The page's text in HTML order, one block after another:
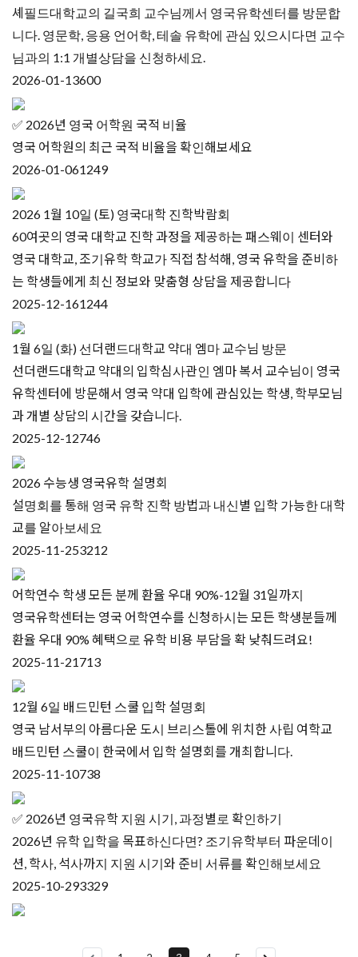
셰필드대학교의 길국희 교수님께서 영국유학센터를 방문합
니다. 영문학, 응용 언어학, 테솔 유학에 관심 있으시다면 교수
님과의 1:1 개별상담을 신청하세요.
2026-01-13600
✅ 2026년 영국 어학원 국적 비율
영국 어학원의 최근 국적 비율을 확인해보세요
2026-01-061249
2026 1월 10일 (토) 영국대학 진학박람회
60여곳의 영국 대학교 진학 과정을 제공하는 패스웨이 센터와
영국 대학교, 조기유학 학교가 직접 참석해, 영국 유학을 준비하
는 학생들에게 최신 정보와 맞춤형 상담을 제공합니다
2025-12-161244
1월 6일 (화) 선더랜드대학교 약대 엠마 교수님 방문
선더랜드대학교 약대의 입학심사관인 엠마 복서 교수님이 영국
유학센터에 방문해서 영국 약대 입학에 관심있는 학생, 학부모님
과 개별 상담의 시간을 갖습니다.
2025-12-12746
2026 수능생 영국유학 설명회
설명회를 통해 영국 유학 진학 방법과 내신별 입학 가능한 대학
교를 알아보세요
2025-11-253212
어학연수 학생 모든 분께 환율 우대 90%-12월 31일까지
영국유학센터는 영국 어학연수를 신청하시는 모든 학생분들께
환율 우대 90% 혜택으로 유학 비용 부담을 확 낮춰드려요!
2025-11-21713
12월 6일 배드민턴 스쿨 입학 설명회
영국 남서부의 아름다운 도시 브리스톨에 위치한 사립 여학교
배드민턴 스쿨이 한국에서 입학 설명회를 개최합니다.
2025-11-10738
✅ 2026년 영국유학 지원 시기, 과정별로 확인하기
2026년 유학 입학을 목표하신다면? 조기유학부터 파운데이
션, 학사, 석사까지 지원 시기와 준비 서류를 확인해보세요
2025-10-293329